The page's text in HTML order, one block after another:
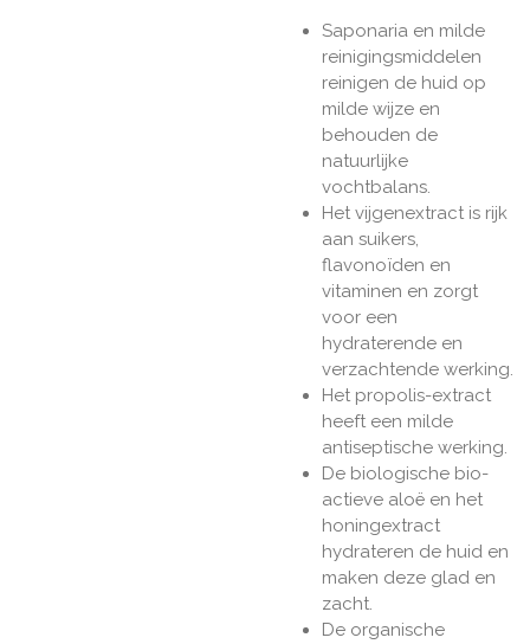
Saponaria en milde
reinigingsmiddelen
reinigen de huid op
milde wijze en
behouden de
natuurlijke
vochtbalans.
Het vijgenextract is rijk
aan suikers,
flavonoïden en
vitaminen en zorgt
voor een
hydraterende en
verzachtende werking.
Het propolis-extract
heeft een milde
antiseptische werking.
De biologische bio-
actieve aloë en het
honingextract
hydrateren de huid en
maken deze glad en
zacht.
De organische